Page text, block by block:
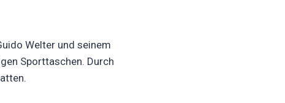
Welter und seinem
Sporttaschen. Durch